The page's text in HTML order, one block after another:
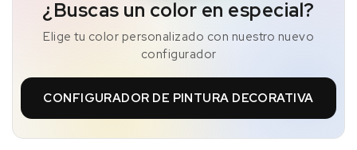
¿Buscas un color en especial?
Elige tu color personalizado con nuestro nuevo
configurador
CONFIGURADOR DE PINTURA DECORATIVA